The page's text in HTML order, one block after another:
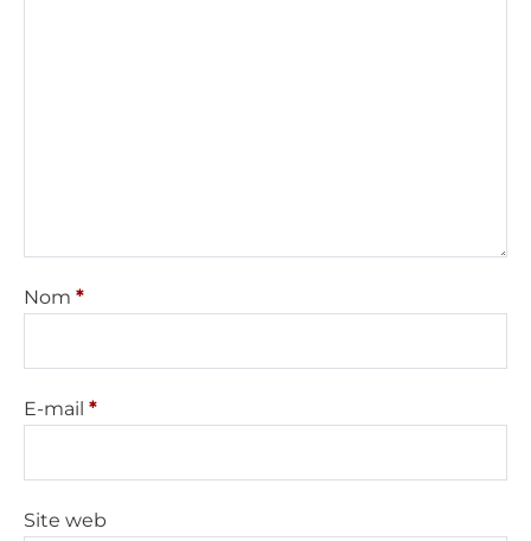
Nom *
E-mail *
Site web